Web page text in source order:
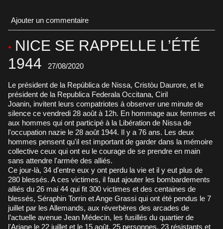
Ajouter un commentaire
NICE SE RAPPELLE L’ÉTÉ
1944
27/08/2020
Le président de la República de Nissa, Cristòu Daurore, et le
président de la Republica Federala Occitana, Ciril
Joanin, invitent leurs compatriotes à observer une minute de
silence ce vendredi 28 août à 12h. En hommage aux femmes et
aux hommes qui ont participé à la Libération de Nissa de
l'occupation nazie le 28 août 1944. Il y a 76 ans. Les deux
hommes pensent qu'il est important de garder dans la mémoire
collective ceux qui ont eu le courage de se prendre en main
sans attendre l'armée des alliés.
Ce jour-là, 34 d'entre eux y ont perdu la vie et il y eut plus de
280 blessés. A ces victimes, il faut ajouter les bombardements
alliés du 26 mai 44 qui fit 300 victimes et des centaines de
blessés, Séraphin Torrin et Ange Grassi qui ont été pendus le 7
juillet par les Allemands, aux réverbères des arcades de
l’actuelle avenue Jean Médecin, les fusillés du quartier de
l'Ariane le 22 juillet et le 15 août, 25 personnes, 23 résistants et